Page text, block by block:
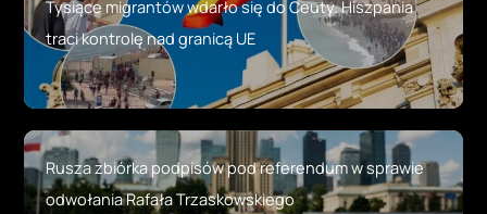
Tysiące migrantów wdarło się do Ceuty. Hiszpania
traci kontrolę nad granicą UE
Rusza zbiórka podpisów pod referendum w sprawie
odwołania Rafała Trzaskowskiego